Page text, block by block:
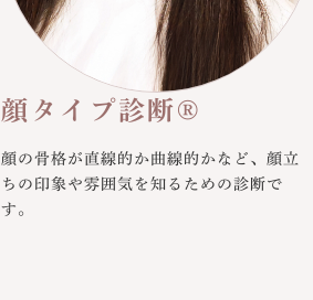
顔タイプ診断®
顔の骨格が直線的か曲線的かなど、顔立
ちの印象や雰囲気を知るための診断で
す。